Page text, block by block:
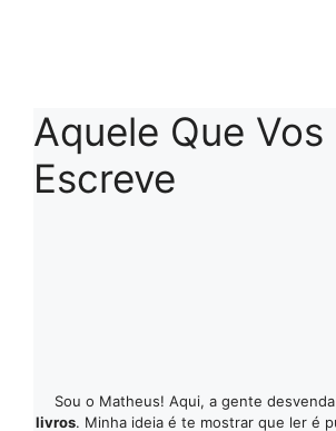
Aquele Que Vos
Escreve
Sou o Matheus! Aqui, a gente
livros. Minha ideia é te mostrar que ler é